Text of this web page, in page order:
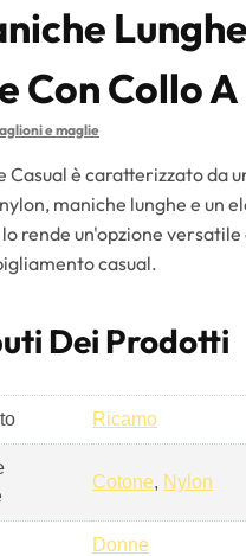
Con Collo
e maglie
Casual è caratterizzato da
maniche lunghe e un
rende un'opzione
casual.
Dei Prodotti
Ricamo
Cotone, Nylon
Donne